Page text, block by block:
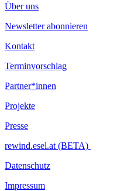
Lebensstile ihrer
Wohnelement zwischen
Über uns
Newsletter abonnieren
Kontakt
Terminvorschlag
Partner*innen
Projekte
Presse
rewind.esel.at (BETA)
Datenschutz
Impressum